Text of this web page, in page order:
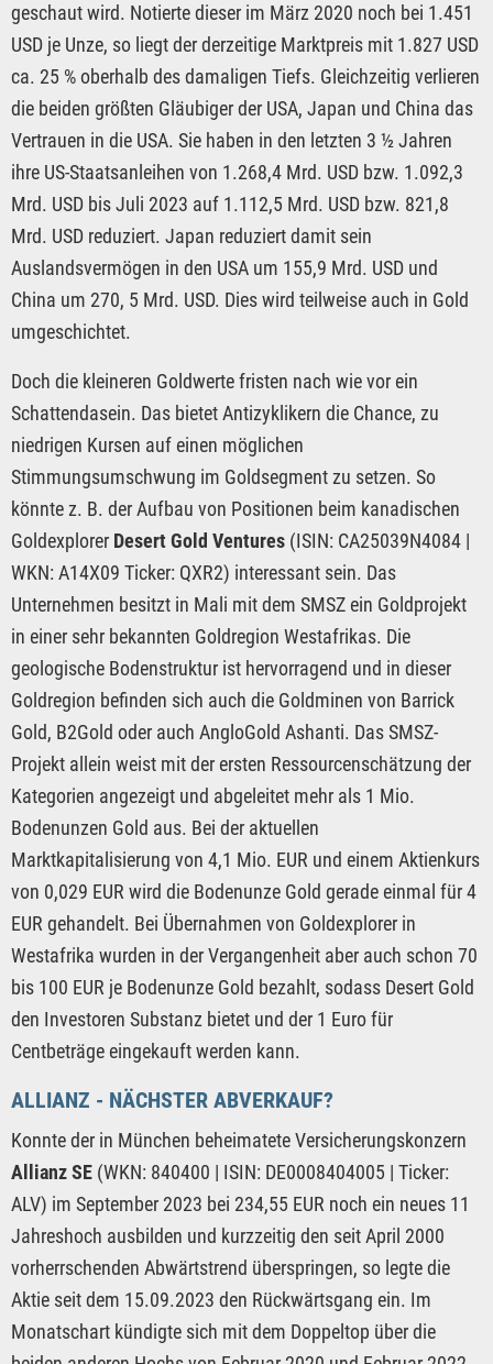
geschaut wird. Notierte dieser im März 2020 noch bei 1.451
USD je Unze, so liegt der derzeitige Marktpreis mit 1.827 USD
ca. 25 % oberhalb des damaligen Tiefs. Gleichzeitig verlieren
die beiden größten Gläubiger der USA, Japan und China das
Vertrauen in die USA. Sie haben in den letzten 3 ½ Jahren
ihre US-Staatsanleihen von 1.268,4 Mrd. USD bzw. 1.092,3
Mrd. USD bis Juli 2023 auf 1.112,5 Mrd. USD bzw. 821,8
Mrd. USD reduziert. Japan reduziert damit sein
Auslandsvermögen in den USA um 155,9 Mrd. USD und
China um 270, 5 Mrd. USD. Dies wird teilweise auch in Gold
umgeschichtet.
Doch die kleineren Goldwerte fristen nach wie vor ein
Schattendasein. Das bietet Antizyklikern die Chance, zu
niedrigen Kursen auf einen möglichen
Stimmungsumschwung im Goldsegment zu setzen. So
könnte z. B. der Aufbau von Positionen beim kanadischen
Goldexplorer Desert Gold Ventures (ISIN: CA25039N4084 |
WKN: A14X09 Ticker: QXR2) interessant sein. Das
Unternehmen besitzt in Mali mit dem SMSZ ein Goldprojekt
in einer sehr bekannten Goldregion Westafrikas. Die
geologische Bodenstruktur ist hervorragend und in dieser
Goldregion befinden sich auch die Goldminen von Barrick
Gold, B2Gold oder auch AngloGold Ashanti. Das SMSZ-
Projekt allein weist mit der ersten Ressourcenschätzung der
Kategorien angezeigt und abgeleitet mehr als 1 Mio.
Bodenunzen Gold aus. Bei der aktuellen
Marktkapitalisierung von 4,1 Mio. EUR und einem Aktienkurs
von 0,029 EUR wird die Bodenunze Gold gerade einmal für 4
EUR gehandelt. Bei Übernahmen von Goldexplorer in
Westafrika wurden in der Vergangenheit aber auch schon 70
bis 100 EUR je Bodenunze Gold bezahlt, sodass Desert Gold
den Investoren Substanz bietet und der 1 Euro für
Centbeträge eingekauft werden kann.
ALLIANZ - NÄCHSTER ABVERKAUF?
Konnte der in München beheimatete Versicherungskonzern
Allianz SE (WKN: 840400 | ISIN: DE0008404005 | Ticker:
ALV) im September 2023 bei 234,55 EUR noch ein neues 11
Jahreshoch ausbilden und kurzzeitig den seit April 2000
vorherrschenden Abwärtstrend überspringen, so legte die
Aktie seit dem 15.09.2023 den Rückwärtsgang ein. Im
Monatschart kündigte sich mit dem Doppeltop über die